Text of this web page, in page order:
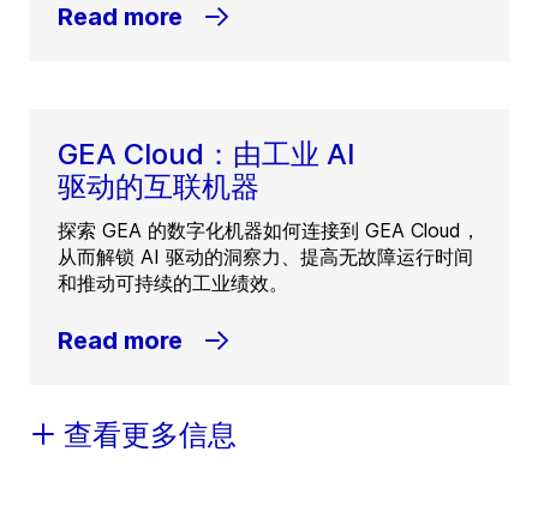
Read more
GEA Cloud：由工业 AI
驱动的互联机器
探索 GEA 的数字化机器如何连接到 GEA Cloud，
从而解锁 AI 驱动的洞察力、提高无故障运行时间
和推动可持续的工业绩效。
Read more
查看更多信息